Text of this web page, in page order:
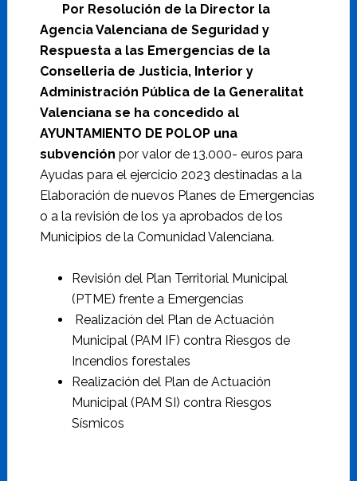
Por Resolución de la Director la
Agencia Valenciana de Seguridad y
Respuesta a las Emergencias de la
Conselleria de Justicia, Interior y
Administración Pública de la Generalitat
Valencianase ha concedido al
AYUNTAMIENTO DE POLOPuna
subvención por valor de 13.000- euros para
Ayudas para el ejercicio 2023 destinadas a la
Elaboración de nuevos Planes de Emergencias
o a la revisión de los ya aprobados de los
Municipios de la Comunidad Valenciana.
Revisión del Plan Territorial Municipal
(PTME) frente a Emergencias
Realización del Plan de Actuación
Municipal (PAM IF) contra Riesgos de
Incendios forestales
Realización del Plan de Actuación
Municipal (PAM SI) contra Riesgos
Sísmicos